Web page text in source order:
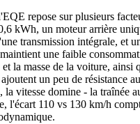
repose sur plusieurs
kWh, un moteur arrière
transmission intégrale, et
une faible
la masse de la voiture, ainsi
un peu de résistance
la vitesse domine - la traînée
l'écart 110 vs 130 km/h